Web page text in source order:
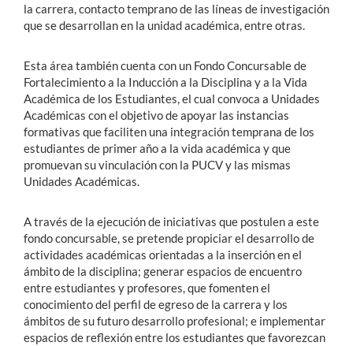
la carrera, contacto temprano de las líneas de investigación
que se desarrollan en la unidad académica, entre otras.
Esta área también cuenta con un Fondo Concursable de
Fortalecimiento a la Inducción a la Disciplina y a la Vida
Académica de los Estudiantes, el cual convoca a Unidades
Académicas con el objetivo de apoyar las instancias
formativas que faciliten una integración temprana de los
estudiantes de primer año a la vida académica y que
promuevan su vinculación con la PUCV y las mismas
Unidades Académicas.
A través de la ejecución de iniciativas que postulen a este
fondo concursable, se pretende propiciar el desarrollo de
actividades académicas orientadas a la inserción en el
ámbito de la disciplina; generar espacios de encuentro
entre estudiantes y profesores, que fomenten el
conocimiento del perfil de egreso de la carrera y los
ámbitos de su futuro desarrollo profesional; e implementar
espacios de reflexión entre los estudiantes que favorezcan